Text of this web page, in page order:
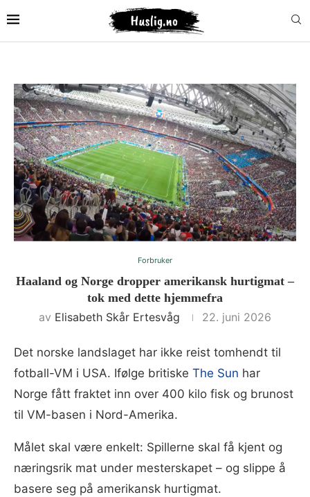
Forbruker
Haaland og Norge dropper amerikansk hurtigmat –
tok med dette hjemmefra
av Elisabeth Skår Ertesvåg 22. juni 2026
Det norske landslaget har ikke reist tomhendt til
fotball-VM i USA. Ifølge britiske The Sun har
Norge fått fraktet inn over 400 kilo fisk og brunost
til VM-basen i Nord-Amerika.
Målet skal være enkelt: Spillerne skal få kjent og
næringsrik mat under mesterskapet – og slippe å
basere seg på amerikansk hurtigmat.